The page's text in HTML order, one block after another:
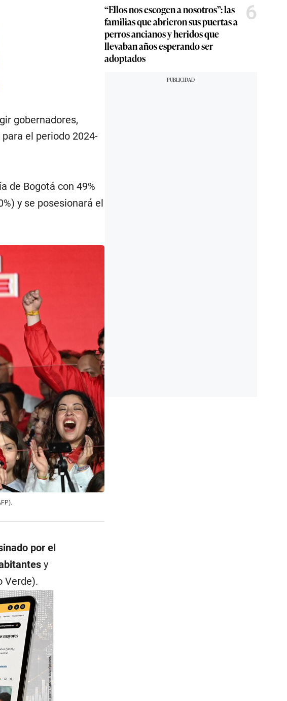
gobernadores,
el periodo 2024-
de Bogotá con 49%
y se posesionará el
por el
y
Verde).
“Ellos nos escogen a nosotros”: las
familias que abrieron sus puertas a
perros ancianos y heridos que
llevaban años esperando ser
adoptados
6